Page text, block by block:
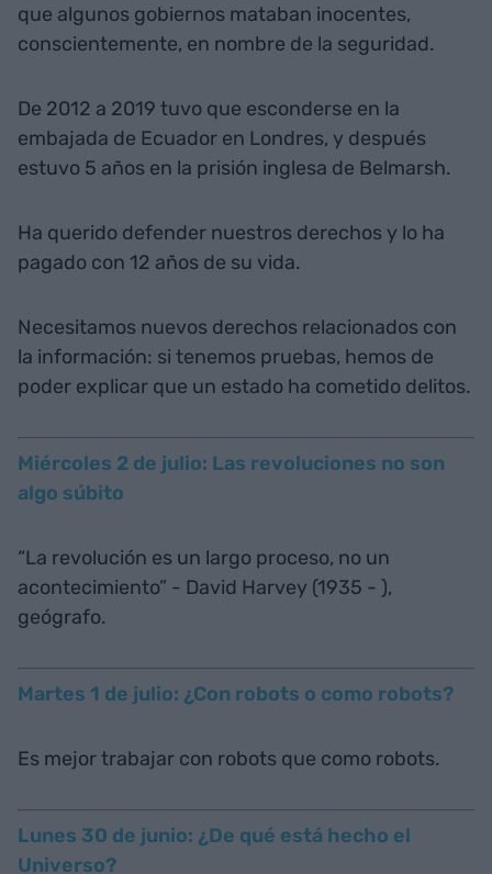
que algunos gobiernos mataban inocentes,
conscientemente, en nombre de la seguridad.
De 2012 a 2019 tuvo que esconderse en la
embajada de Ecuador en Londres, y después
estuvo 5 años en la prisión inglesa de Belmarsh.
Ha querido defender nuestros derechos y lo ha
pagado con 12 años de su vida.
Necesitamos nuevos derechos relacionados con
la información: si tenemos pruebas, hemos de
poder explicar que un estado ha cometido delitos.
Miércoles 2 de julio: Las revoluciones no son
algo súbito
“La revolución es un largo proceso, no un
acontecimiento” - David Harvey (1935 - ),
geógrafo.
Martes 1 de julio: ¿Con robots o como robots?
Es mejor trabajar con robots que como robots.
Lunes 30 de junio: ¿De qué está hecho el
Universo?